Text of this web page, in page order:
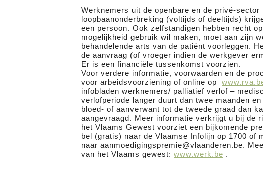
Werknemers uit de openbare en de privé-sector
loopbaanonderbreking (voltijds of deeltijds)
een persoon. Ook zelfstandigen hebben recht
mogelijkheid gebruik wil maken, moet aan zijn
behandelende arts van de patiënt voorleggen.
de aanvraag (of vroeger indien de werkgever
Er is een financiële tussenkomst voorzien.
Voor verdere informatie, voorwaarden en de
voor arbeidsvoorziening of online op
infobladen werknemers/ palliatief verlof –
verlofperiode langer duurt dan twee maanden
bloed- of aanverwant tot de tweede graad dan
aangevraagd. Meer informatie verkrijgt u bij de
het Vlaams Gewest voorziet een bijkomende
bel (gratis) naar de Vlaamse Infolijn op 1700 of
naar aanmoedigingspremie@vlaanderen.be.
van het Vlaams gewest: www.werk.be .